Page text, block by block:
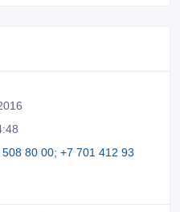
80 00; +7 701 412 93